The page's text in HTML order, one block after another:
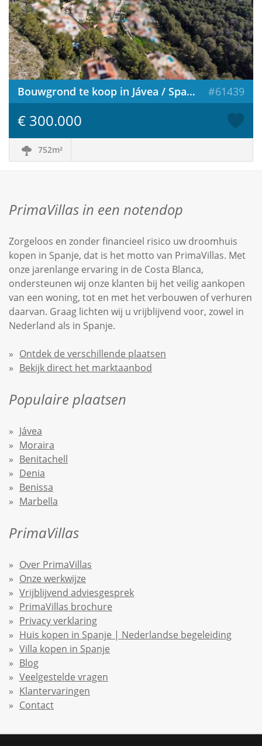
Bouwgrond te koop in Jávea / Spanje #61439
€ 300.000
752m²
PrimaVillas in een notendop
Zorgeloos en zonder financieel risico uw droomhuis
kopen in Spanje, dat is het motto van PrimaVillas. Met
onze jarenlange ervaring in de Costa Blanca,
ondersteunen wij onze klanten bij het veilig aankopen
van een woning, tot en met het verbouwen of verhuren
daarvan. Graag lichten wij u vrijblijvend voor, zowel in
Nederland als in Spanje.
Ontdek de verschillende plaatsen
Bekijk direct het marktaanbod
Populaire plaatsen
Jávea
Moraira
Benitachell
Denia
Benissa
Marbella
PrimaVillas
Over PrimaVillas
Onze werkwijze
Vrijblijvend adviesgesprek
PrimaVillas brochure
Privacy verklaring
Huis kopen in Spanje | Nederlandse begeleiding
Villa kopen in Spanje
Blog
Veelgestelde vragen
Klantervaringen
Contact